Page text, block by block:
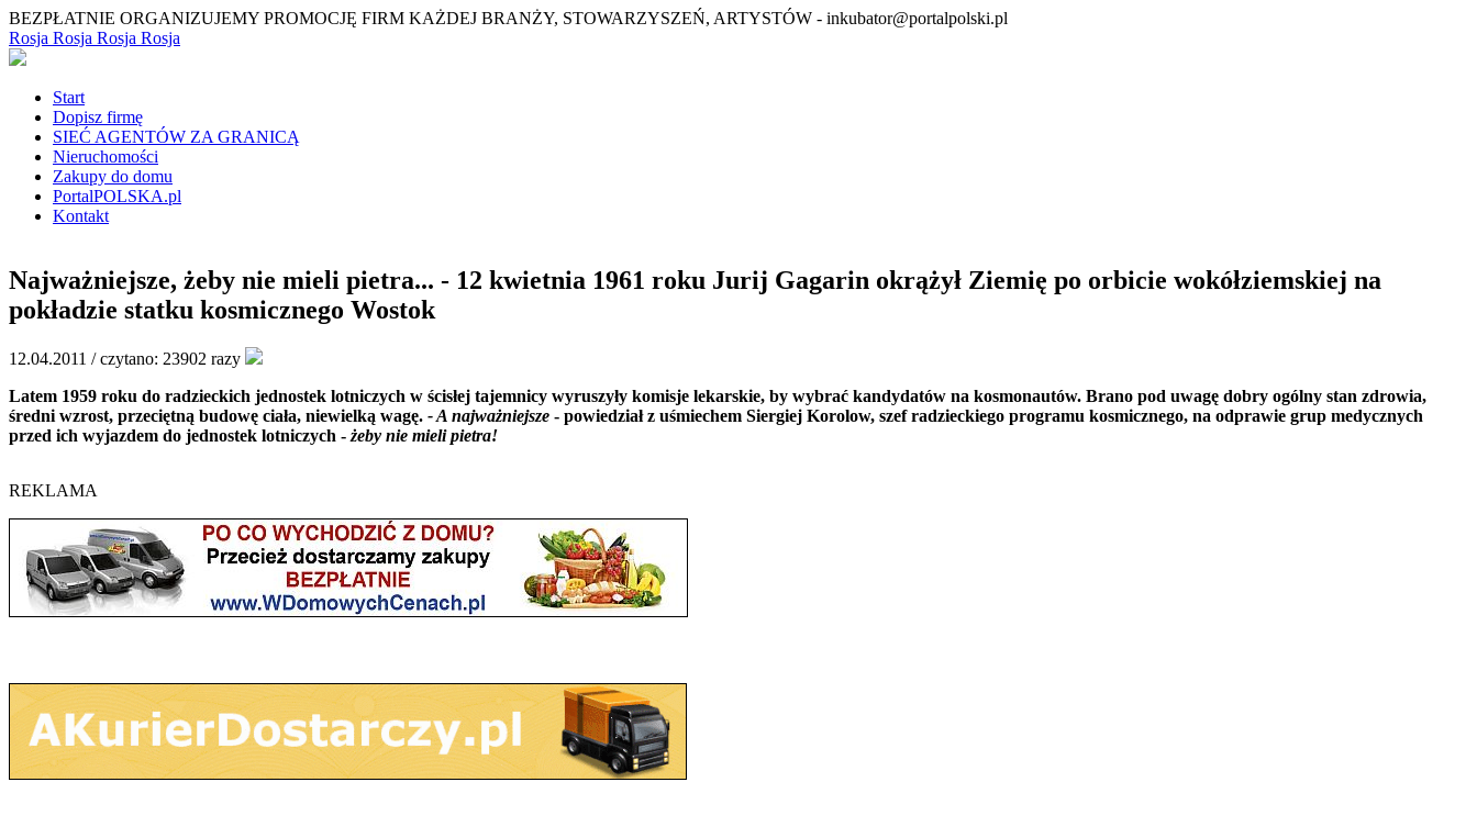
BEZPŁATNIE ORGANIZUJEMY PROMOCJĘ FIRM KAŻDEJ BRANŻY, STOWARZYSZEŃ, ARTYSTÓW - inkubator@portalpolski.pl
Rosja Rosja Rosja Rosja
Start
Dopisz firmę
SIEĆ AGENTÓW ZA GRANICĄ
Nieruchomości
Zakupy do domu
PortalPOLSKA.pl
Kontakt
Najważniejsze, żeby nie mieli pietra... - 12 kwietnia 1961 roku Jurij Gagarin okrążył Ziemię po orbicie wokółziemskiej na
pokładzie statku kosmicznego Wostok
12.04.2011 /czytano: 23902 razy
Latem 1959 roku do radzieckich jednostek lotniczych w ścisłej tajemnicy wyruszyły komisje lekarskie, by wybrać kandydatów na kosmonautów. Brano pod uwagę dobry ogólny stan zdrowia,
średni wzrost, przeciętną budowę ciała, niewielką wagę. - A najważniejsze - powiedział z uśmiechem Siergiej Korolow, szef radzieckiego programu kosmicznego, na odprawie grup medycznych
przed ich wyjazdem do jednostek lotniczych - żeby nie mieli pietra!
REKLAMA